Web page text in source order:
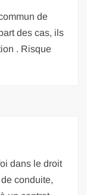
de
des cas, ils
. Risque
dans le droit
conduite,